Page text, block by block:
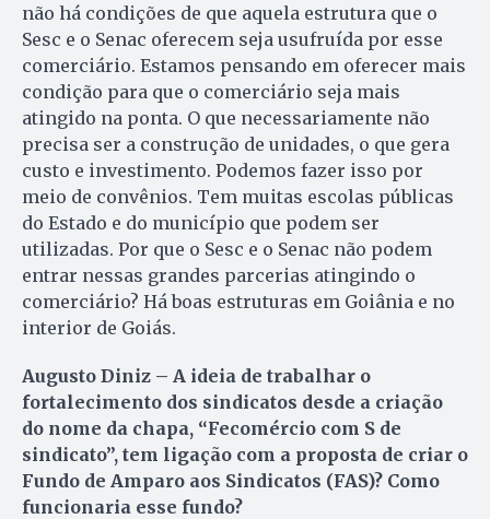
não há condições de que aquela estrutura que o
Sesc e o Senac oferecem seja usufruída por esse
comerciário. Estamos pensando em oferecer mais
condição para que o comerciário seja mais
atingido na ponta. O que necessariamente não
precisa ser a construção de unidades, o que gera
custo e investimento. Podemos fazer isso por
meio de convênios. Tem muitas escolas públicas
do Estado e do município que podem ser
utilizadas. Por que o Sesc e o Senac não podem
entrar nessas grandes parcerias atingindo o
comerciário? Há boas estruturas em Goiânia e no
interior de Goiás.
Augusto Diniz – A ideia de trabalhar o
fortalecimento dos sindicatos desde a criação
do nome da chapa, “Fecomércio com S de
sindicato”, tem ligação com a proposta de criar o
Fundo de Amparo aos Sindicatos (FAS)? Como
funcionaria esse fundo?